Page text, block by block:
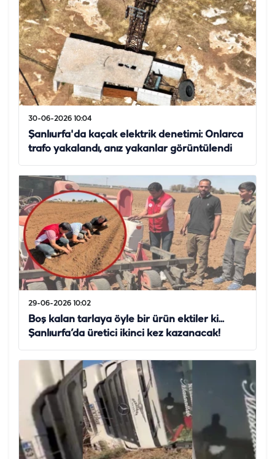
30-06-2026 10:04
Şanlıurfa'da kaçak elektrik denetimi: Onlarca
trafo yakalandı, anız yakanlar görüntülendi
29-06-2026 10:02
Boş kalan tarlaya öyle bir ürün ektiler ki...
Şanlıurfa’da üretici ikinci kez kazanacak!